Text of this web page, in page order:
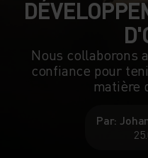
Nous collaborons
confiance pour
matière
Par: